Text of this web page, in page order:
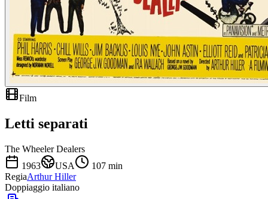
Film
Letti separati
The Wheeler Dealers
1963
USA 107 min
RegiaArthur Hiller
Doppiaggio italiano